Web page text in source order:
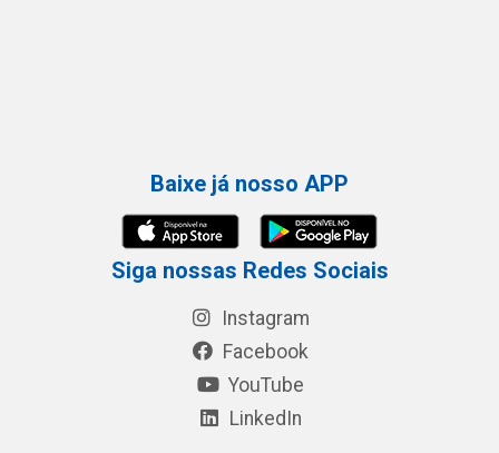
Baixe já nosso APP
Siga nossas Redes Sociais
Instagram
Facebook
YouTube
LinkedIn